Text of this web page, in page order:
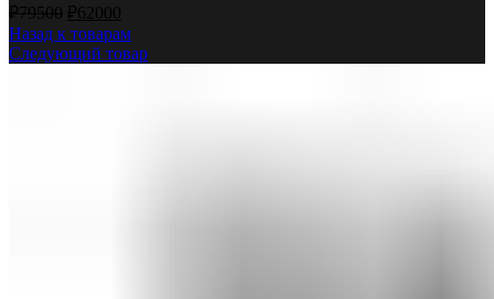
₽79500 ₽62000
Назад к товарам
Следующий товар